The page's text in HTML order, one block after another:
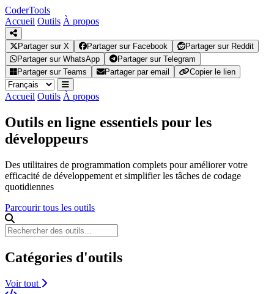
CoderTools
Accueil Outils À propos
Partager sur X Partager sur Facebook
Partager sur Reddit
Partager sur WhatsApp
Partager sur Telegram
Partager sur Teams
Partager par email Copier le lien
Accueil Outils À propos
Outils en ligne essentiels pour les
développeurs
Des utilitaires de programmation complets pour améliorer votre
efficacité de développement et simplifier les tâches de codage
quotidiennes
Parcourir tous les outils
Catégories d'outils
Voir tout